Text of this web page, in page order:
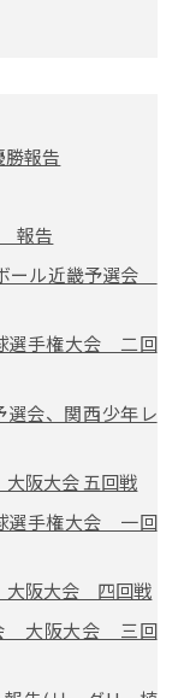
報告
報告
ール近畿予選会
選手権大会 二回
選会、関西少年レ
阪大会 五回戦
選手権大会 一回
大阪大会 四回戦
大阪大会 三回